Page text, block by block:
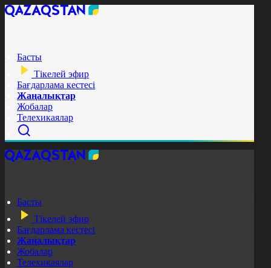
Басты
Тікелей эфир
Бағдарлама кестесі
Жаңалықтар
Жобалар
Телехикаялар
Басты
Тікелей эфир
Бағдарлама кестесі
Жаңалықтар
Жобалар
Телехикаялар